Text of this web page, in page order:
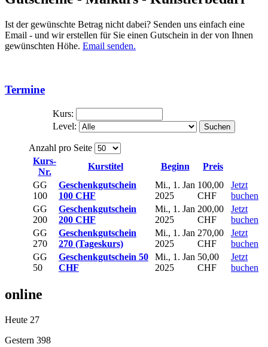
Ist der gewünschte Betrag nicht dabei? Senden uns einfach eine
Email - und wir erstellen für Sie einen Gutschein in der von Ihnen
gewünschten Höhe. Email senden.
Termine
Kurs:
Level:
Suchen
Anzahl pro Seite
Kurs-
Nr.
Kurstitel Beginn
Preis
GG
100
Geschenkgutschein
100 CHF
Mi., 1. Jan
2025
100,00
CHF
Jetzt
buchen
GG
200
Geschenkgutschein
200 CHF
Mi., 1. Jan
2025
200,00
CHF
Jetzt
buchen
GG
270
Geschenkgutschein
270 (Tageskurs)
Mi., 1. Jan
2025
270,00
CHF
Jetzt
buchen
GG
50
Geschenkgutschein 50
CHF
Mi., 1. Jan
2025
50,00
CHF
Jetzt
buchen
online
Heute 27
Gestern 398